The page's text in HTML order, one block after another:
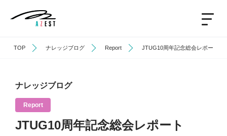
TOP ナレッジブログ Report JTUG10周年記念総会レポート
ナレッジブログ
Report
JTUG10周年記念総会レポート